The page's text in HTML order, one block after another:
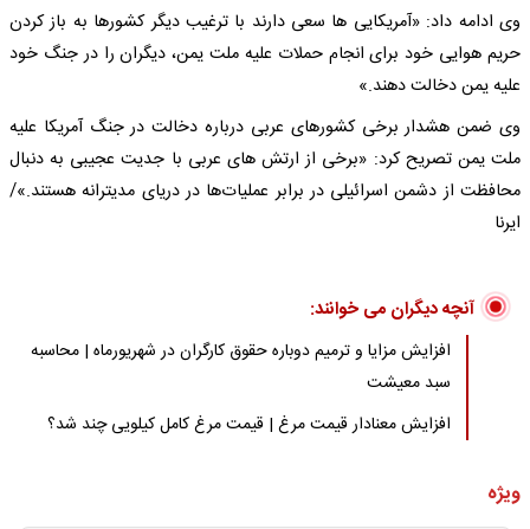
وی ادامه داد: «آمریکایی ها سعی دارند با ترغیب دیگر کشورها به باز کردن
حریم هوایی خود برای انجام حملات علیه ملت یمن، دیگران را در جنگ خود
علیه یمن دخالت دهند.»
وی ضمن هشدار برخی کشورهای عربی درباره دخالت در جنگ آمریکا علیه
ملت یمن تصریح کرد: «برخی از ارتش های عربی با جدیت عجیبی به دنبال
محافظت از دشمن اسرائیلی در برابر عملیات‌ها در دریای مدیترانه هستند.»/
ایرنا
آنچه دیگران می خوانند:
افزایش مزایا و ترمیم دوباره حقوق کارگران در شهریورماه | محاسبه
سبد معیشت
افزایش معنادار قیمت مرغ | قیمت مرغ کامل کیلویی چند شد؟
ویژه